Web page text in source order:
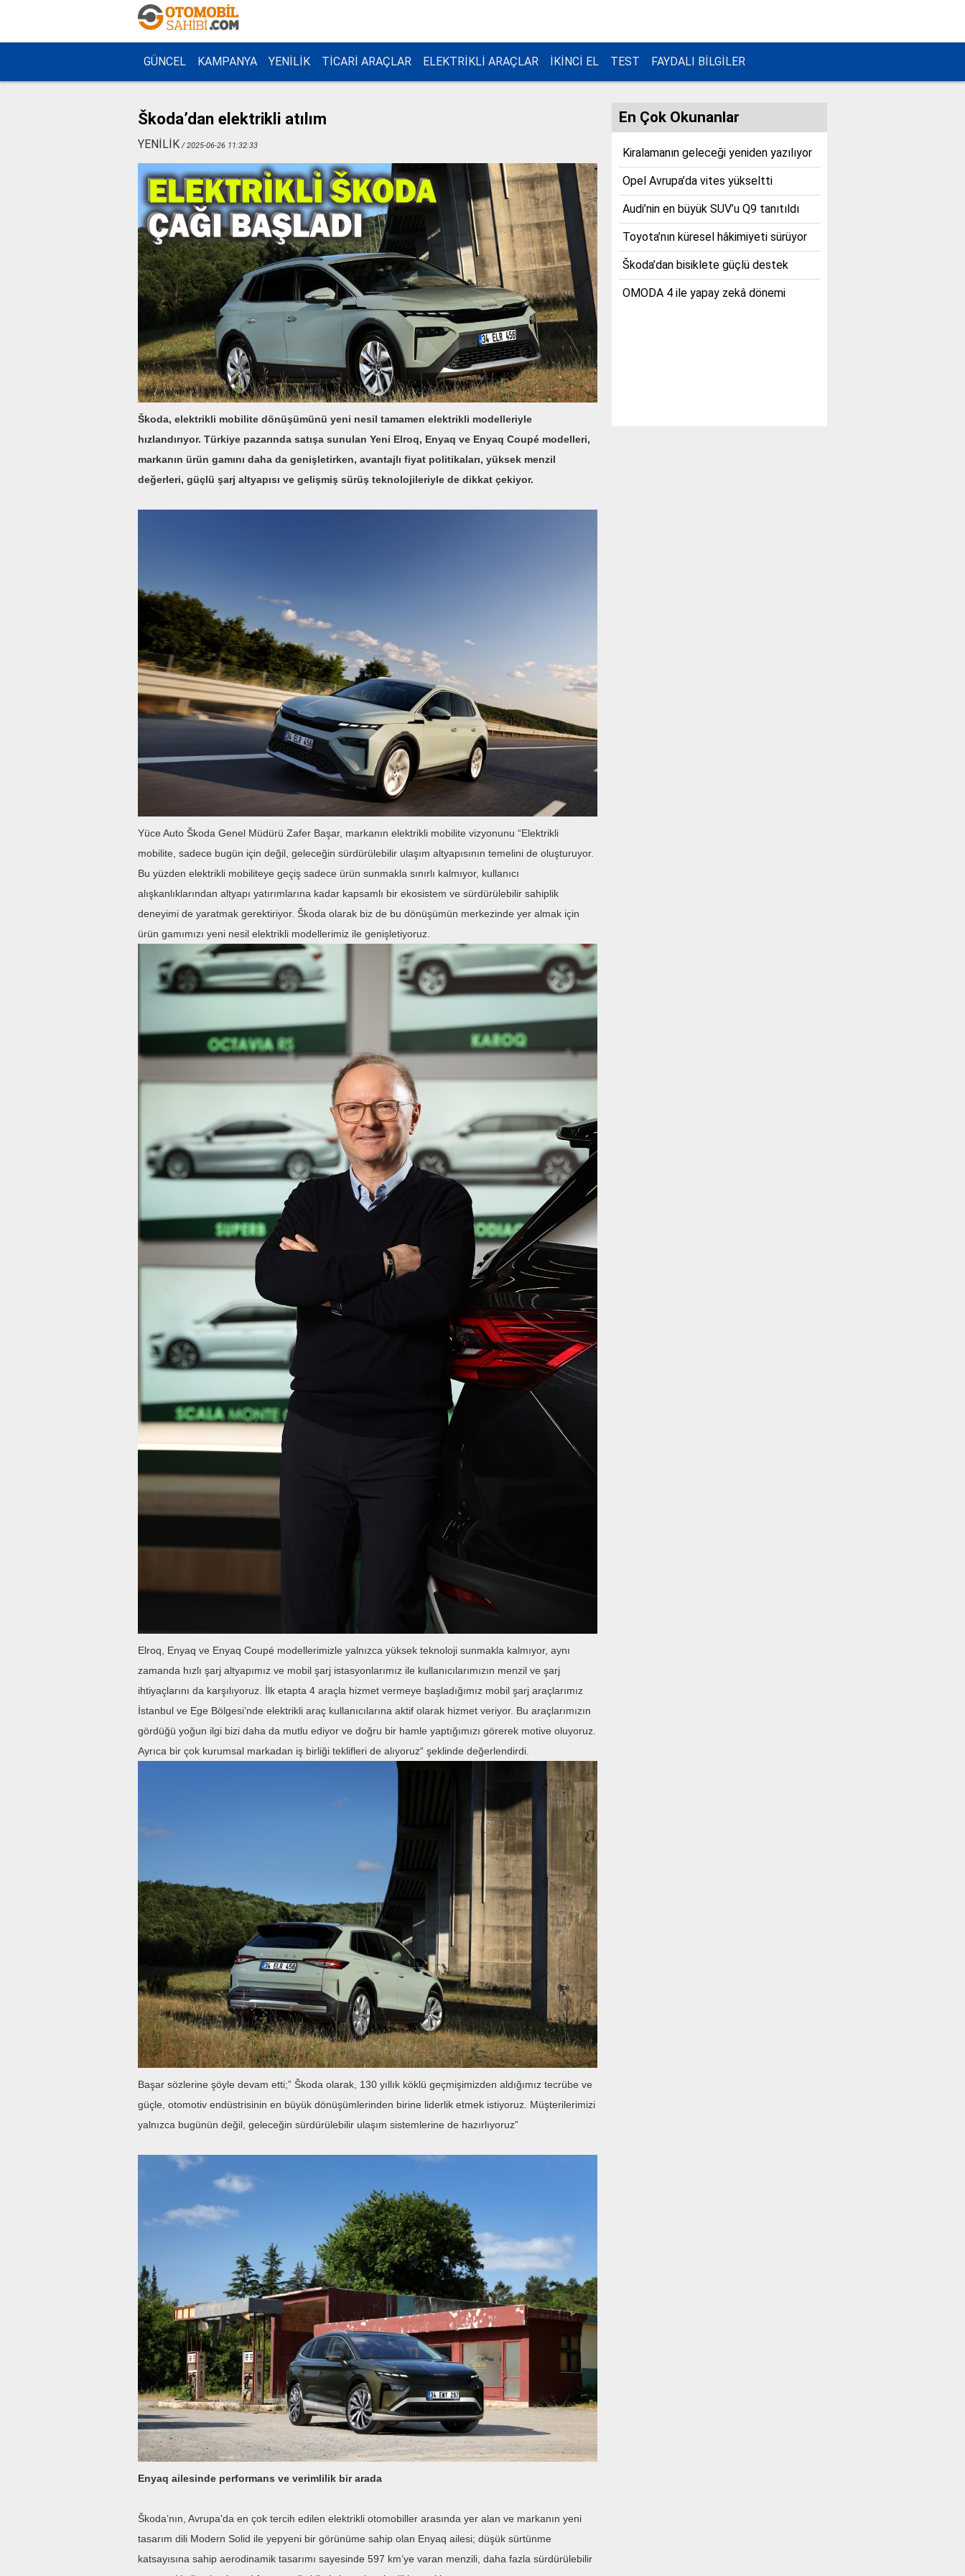
GÜNCEL KAMPANYA YENİLİK TİCARİ ARAÇLAR ELEKTRİKLİ ARAÇLAR İKİNCİ EL TEST FAYDALI BİLGİLER
Škoda’dan elektrikli atılım
YENİLİK / 2025-06-26 11:32:33
Škoda, elektrikli mobilite dönüşümünü yeni nesil tamamen elektrikli modelleriyle
hızlandırıyor. Türkiye pazarında satışa sunulan Yeni Elroq, Enyaq ve Enyaq Coupé modelleri,
markanın ürün gamını daha da genişletirken, avantajlı fiyat politikaları, yüksek menzil
değerleri, güçlü şarj altyapısı ve gelişmiş sürüş teknolojileriyle de dikkat çekiyor.
Yüce Auto Škoda Genel Müdürü Zafer Başar, markanın elektrikli mobilite vizyonunu “Elektrikli
mobilite, sadece bugün için değil, geleceğin sürdürülebilir ulaşım altyapısının temelini de oluşturuyor.
Bu yüzden elektrikli mobiliteye geçiş sadece ürün sunmakla sınırlı kalmıyor, kullanıcı
alışkanlıklarından altyapı yatırımlarına kadar kapsamlı bir ekosistem ve sürdürülebilir sahiplik
deneyimi de yaratmak gerektiriyor. Škoda olarak biz de bu dönüşümün merkezinde yer almak için
ürün gamımızı yeni nesil elektrikli modellerimiz ile genişletiyoruz.
Elroq, Enyaq ve Enyaq Coupé modellerimizle yalnızca yüksek teknoloji sunmakla kalmıyor, aynı
zamanda hızlı şarj altyapımız ve mobil şarj istasyonlarımız ile kullanıcılarımızın menzil ve şarj
ihtiyaçlarını da karşılıyoruz. İlk etapta 4 araçla hizmet vermeye başladığımız mobil şarj araçlarımız
İstanbul ve Ege Bölgesi’nde elektrikli araç kullanıcılarına aktif olarak hizmet veriyor. Bu araçlarımızın
gördüğü yoğun ilgi bizi daha da mutlu ediyor ve doğru bir hamle yaptığımızı görerek motive oluyoruz.
Ayrıca bir çok kurumsal markadan iş birliği teklifleri de alıyoruz“ şeklinde değerlendirdi.
Başar sözlerine şöyle devam etti;” Škoda olarak, 130 yıllık köklü geçmişimizden aldığımız tecrübe ve
güçle, otomotiv endüstrisinin en büyük dönüşümlerinden birine liderlik etmek istiyoruz. Müşterilerimizi
yalnızca bugünün değil, geleceğin sürdürülebilir ulaşım sistemlerine de hazırlıyoruz”
Enyaq ailesinde performans ve verimlilik bir arada
Škoda’nın, Avrupa'da en çok tercih edilen elektrikli otomobiller arasında yer alan ve markanın yeni
tasarım dili Modern Solid ile yepyeni bir görünüme sahip olan Enyaq ailesi; düşük sürtünme
katsayısına sahip aerodinamik tasarımı sayesinde 597 km’ye varan menzili, daha fazla sürdürülebilir
En Çok Okunanlar
Kiralamanın geleceği yeniden yazılıyor
Opel Avrupa’da vites yükseltti
Audi’nin en büyük SUV’u Q9 tanıtıldı
Toyota’nın küresel hâkimiyeti sürüyor
Škoda’dan bisiklete güçlü destek
OMODA 4 ile yapay zekâ dönemi